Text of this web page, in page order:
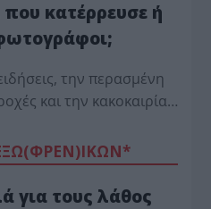
κατέρρευσε ή
την περασμένη
και την κακοκαιρία…
για τους λάθος